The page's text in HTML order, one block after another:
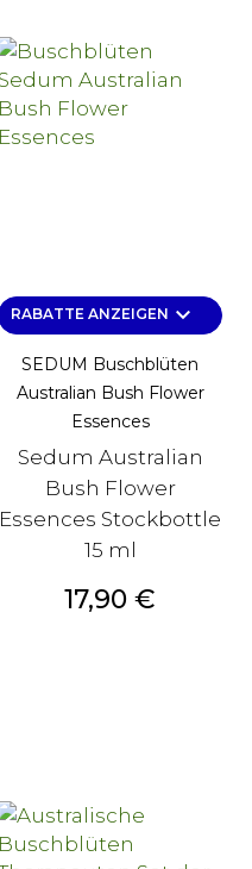
RABATTE ANZEIGEN keyboard_arrow_down
SEDUM Buschblüten
Australian Bush Flower
Essences
Sedum Australian
Bush Flower
Essences Stockbottle
15 ml
Preis
17,90 €